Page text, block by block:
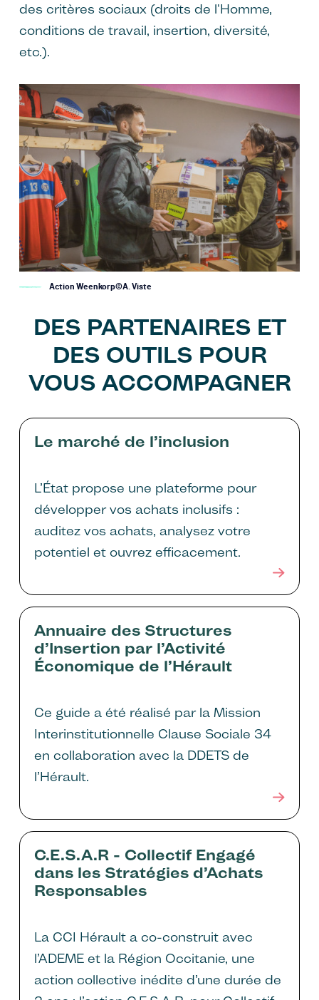
des critères sociaux (droits de l'Homme,
conditions de travail, insertion, diversité,
etc.).
Image
Action Weenkorp©A. Viste
DES PARTENAIRES ET
DES OUTILS POUR
VOUS ACCOMPAGNER
Le marché de l’inclusion
L’État propose une plateforme pour
développer vos achats inclusifs :
auditez vos achats, analysez votre
potentiel et ouvrez efficacement.
Annuaire des Structures
d’Insertion par l’Activité
Économique de l’Hérault
Ce guide a été réalisé par la Mission
Interinstitutionnelle Clause Sociale 34
en collaboration avec la DDETS de
l’Hérault.
C.E.S.A.R - Collectif Engagé
dans les Stratégies d’Achats
Responsables
La CCI Hérault a co-construit avec
l’ADEME et la Région Occitanie, une
action collective inédite d’une durée de